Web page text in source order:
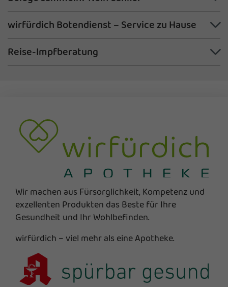
wirfürdich Botendienst – Service zu Hause
Reise-Impfberatung
Wir machen aus Fürsorglichkeit, Kompetenz und
exzellenten Produkten das Beste für Ihre
Gesundheit und Ihr Wohlbefinden.
wirfürdich – viel mehr als eine Apotheke.